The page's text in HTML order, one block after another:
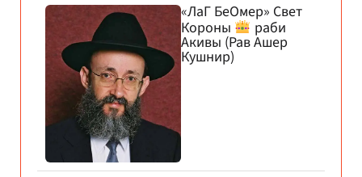
«ЛаГ БеОмер» Свет
Короны
раби
Акивы (Рав Ашер
Кушнир)